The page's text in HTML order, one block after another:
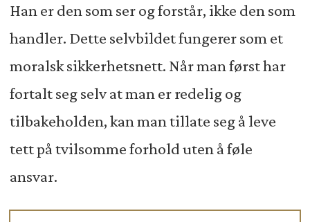
Han er den som ser og forstår, ikke den som
handler. Dette selvbildet fungerer som et
moralsk sikkerhetsnett. Når man først har
fortalt seg selv at man er redelig og
tilbakeholden, kan man tillate seg å leve
tett på tvilsomme forhold uten å føle
ansvar.